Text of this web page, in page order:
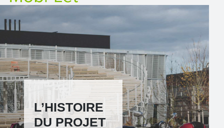
L’HISTOIRE
DU PROJET